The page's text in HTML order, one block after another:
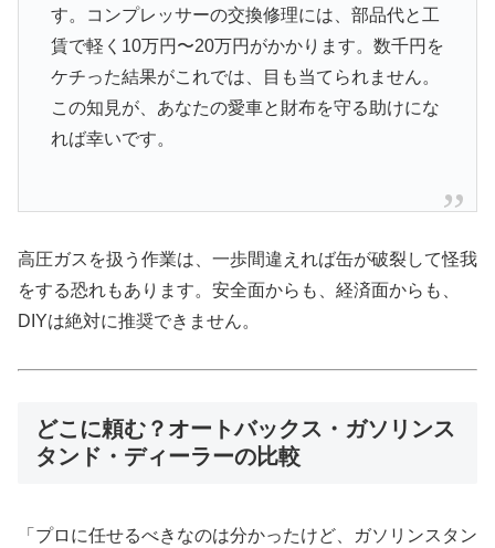
す。コンプレッサーの交換修理には、部品代と工
賃で軽く10万円〜20万円がかかります。数千円を
ケチった結果がこれでは、目も当てられません。
この知見が、あなたの愛車と財布を守る助けにな
れば幸いです。
高圧ガスを扱う作業は、一歩間違えれば缶が破裂して怪我
をする恐れもあります。安全面からも、経済面からも、
DIYは絶対に推奨できません。
どこに頼む？オートバックス・ガソリンス
タンド・ディーラーの比較
「プロに任せるべきなのは分かったけど、ガソリンスタン